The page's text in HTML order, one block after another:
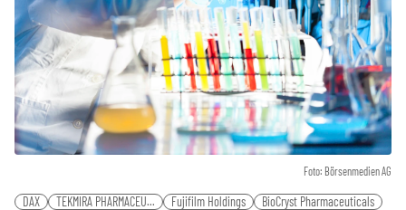
Foto: Börsenmedien AG
DAX TEKMIRA PHARMACEU... Fujifilm Holdings BioCryst Pharmaceuticals